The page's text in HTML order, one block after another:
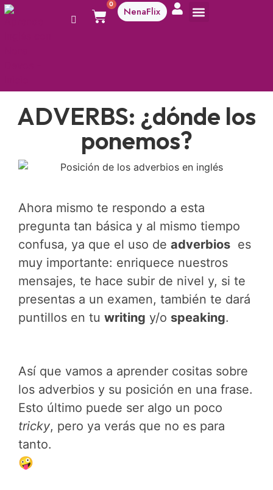
0
NenaFlix
ADVERBS: ¿dónde los
ponemos?
Ahora mismo te respondo a esta
pregunta tan básica y al mismo tiempo
confusa, ya que el uso de adverbios es
muy importante: enriquece nuestros
mensajes, te hace subir de nivel y, si te
presentas a un examen, también te dará
puntillos en tu writing y/o speaking.
Así que vamos a aprender cositas sobre
los adverbios y su posición en una frase.
Esto último puede ser algo un poco
tricky, pero ya verás que no es para
tanto.
🤪